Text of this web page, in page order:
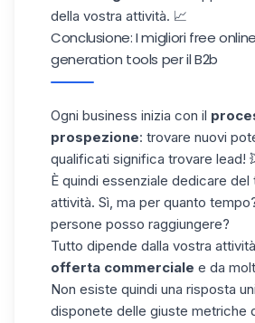
della vostra attività. 📈
Conclusione: I migliori free
generation tools per il B2b
Ogni business inizia con il
prospezione: trovare nuovi
qualificati significa trovare lead!
È quindi essenziale dedicare
attività. Sì, ma per quanto
persone posso raggiungere?
Tutto dipende dalla vostra
offerta commerciale e da
Non esiste quindi una risposta
disponete delle giuste metriche